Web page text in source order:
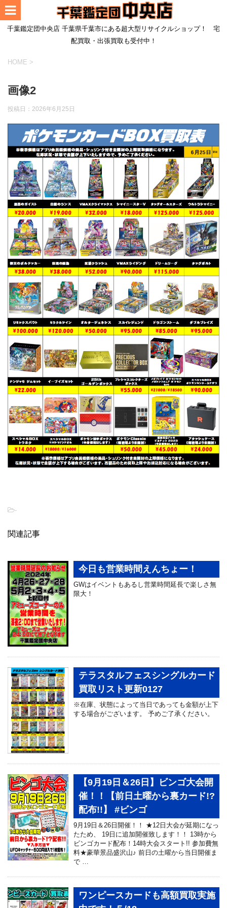
千葉鑑定団中央店 千葉県千葉市にある超大型リサイクルショップ！ 宅
配買取・出張買取も受付中！
HOME >
画像2
投稿日： 2026年6月25日
-
関連記事
今日も営業時間えんちょー！
GWはイベントもあるし営業時間延長で楽しさ無
限大！
テラスタルフェスシングルカード
買取リスト更新0127
※在庫、状態によって当日であっても金額が上下
する場合がございます。 予めご了承ください。
【9月19日＆26日】ビンゴ大会開
催！！【前日土曜から裏カード!?
配布!!】 #ビンゴ
9月19日＆26日開催！！ ★12日大会が延期になっ
たため、 19日に追加開催致します！！ 13時から
ビンゴカード配布！14時大会スタート!! 参加費無
料★豪華景品盛沢山♪ 前日の土曜から当日開催ま
で …
ワンピースカードも高額買取実施